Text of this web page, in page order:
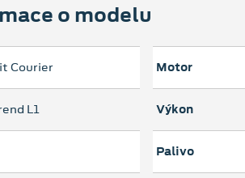
o modelu
Courier
L1
Motor
Výkon
Palivo